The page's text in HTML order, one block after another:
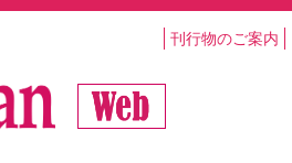
刊行物のご案内